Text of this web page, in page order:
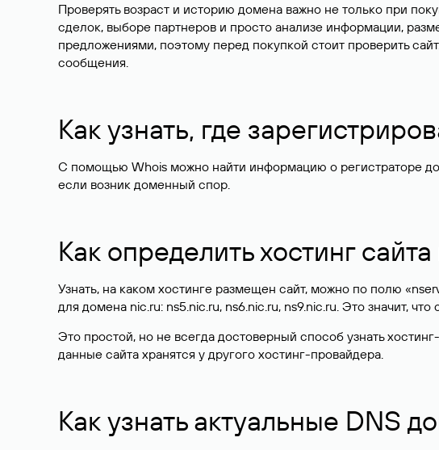
Проверять возраст и историю домена важно не только при
сделок, выборе партнеров и просто анализе информации,
предложениями, поэтому перед покупкой стоит проверить
сообщения.
Как узнать, где
С помощью Whois можно найти информацию о регистраторе
если возник доменный спор.
Как определить хостинг
Узнать, на каком хостинге размещен сайт, можно по полю
для домена nic.ru: ns5.nic.ru, ns6.nic.ru, ns9.nic.ru. Это значит,
Это простой, но не всегда достоверный способ узнать
данные сайта хранятся у другого хостинг-провайдера.
Как узнать актуальные DNS